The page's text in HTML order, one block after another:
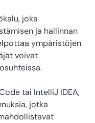
joka
ja hallinnan
ympäristöjen
voivat
tai IntelliJ IDEA,
jotka